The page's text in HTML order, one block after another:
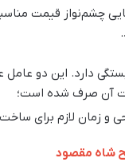
چشم‌نواز قیمت
دارد. این دو عامل
آن صرف شده است؛
و زمان لازم برای
شاه مقصود